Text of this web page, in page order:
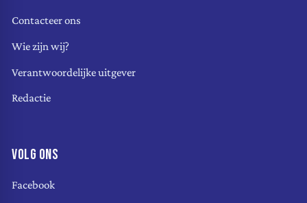
Contacteer ons
Wie zijn wij?
Verantwoordelijke uitgever
Redactie
VOLG ONS
Facebook